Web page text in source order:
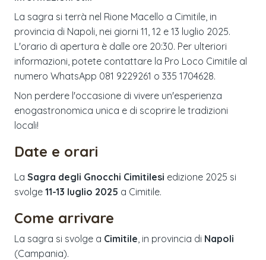
La sagra si terrà nel Rione Macello a Cimitile, in
provincia di Napoli, nei giorni 11, 12 e 13 luglio 2025.
L'orario di apertura è dalle ore 20:30. Per ulteriori
informazioni, potete contattare la Pro Loco Cimitile al
numero WhatsApp 081 9229261 o 335 1704628.
Non perdere l'occasione di vivere un'esperienza
enogastronomica unica e di scoprire le tradizioni
locali!
Date e orari
La Sagra degli Gnocchi Cimitilesi edizione 2025 si
svolge 11-13 luglio 2025 a Cimitile.
Come arrivare
La sagra si svolge a Cimitile , in provincia di Napoli
(Campania).